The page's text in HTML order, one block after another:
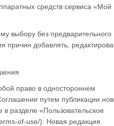
средств сервиса «Мой
выбору без предварительного
причин добавлять,
право в одностороннем
путем публикации
разделе «Пользовательское
of-use/). Новая редакция